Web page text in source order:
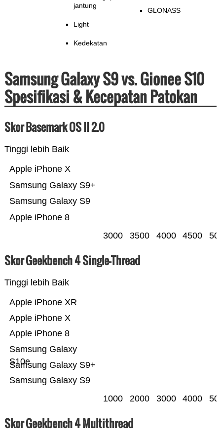
jantung
Light
Kedekatan
GLONASS
Samsung Galaxy S9 vs. Gionee S10
Spesifikasi & Kecepatan Patokan
Skor Basemark OS II 2.0
Tinggi lebih Baik
Apple iPhone 8
Samsung Galaxy S9
Samsung Galaxy S9+
Apple iPhone X
3000 3500 4000 4500
Skor Geekbench 4 Single-Thread
Tinggi lebih Baik
Samsung Galaxy S9
Samsung Galaxy S9+
Samsung Galaxy
S10e
Apple iPhone 8
Apple iPhone X
Apple iPhone XR
1000 2000 3000 4000
Skor Geekbench 4 Multithread